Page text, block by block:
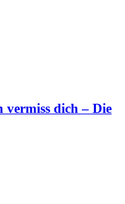
vermiss dich – Die